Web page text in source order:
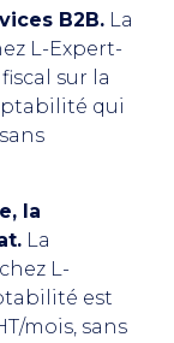
B2B. La
L-Expert-
sur la
qui
la
La
L-
est
mois, sans